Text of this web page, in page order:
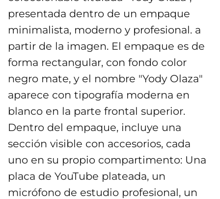
presentada dentro de un empaque
minimalista, moderno y profesional. a
partir de la imagen. El empaque es de
forma rectangular, con fondo color
negro mate, y el nombre "Yody Olaza"
aparece con tipografía moderna en
blanco en la parte frontal superior.
Dentro del empaque, incluye una
sección visible con accesorios, cada
uno en su propio compartimento: Una
placa de YouTube plateada, un
micrófono de estudio profesional, un